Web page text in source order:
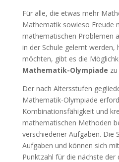
Für alle, die etwas mehr
Mathematik sowieso Freude
mathematischen Problemen
in der Schule gelernt werden,
möchten, gibt es die
Mathematik-Olympiade
Der nach Altersstufen
Mathematik-Olympiade
Kombinationsfähigkeit und
mathematischen Methoden
verschiedener Aufgaben. Die
Aufgaben und können sich
Punktzahl für die nächste der